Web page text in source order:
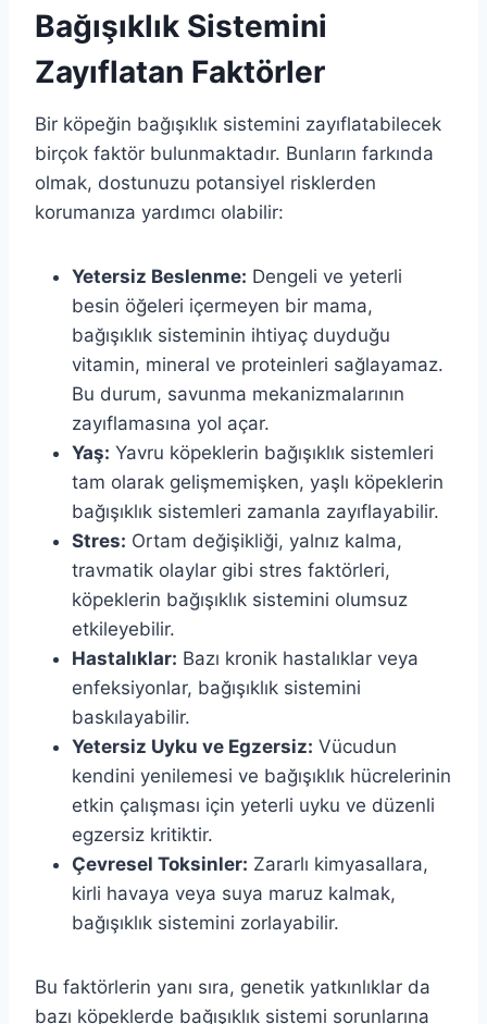
Bağışıklık Sistemini
Zayıflatan Faktörler
Bir köpeğin bağışıklık sistemini zayıflatabilecek
birçok faktör bulunmaktadır. Bunların farkında
olmak, dostunuzu potansiyel risklerden
korumanıza yardımcı olabilir:
Yetersiz Beslenme: Dengeli ve yeterli
besin öğeleri içermeyen bir mama,
bağışıklık sisteminin ihtiyaç duyduğu
vitamin, mineral ve proteinleri sağlayamaz.
Bu durum, savunma mekanizmalarının
zayıflamasına yol açar.
Yaş: Yavru köpeklerin bağışıklık sistemleri
tam olarak gelişmemişken, yaşlı köpeklerin
bağışıklık sistemleri zamanla zayıflayabilir.
Stres: Ortam değişikliği, yalnız kalma,
travmatik olaylar gibi stres faktörleri,
köpeklerin bağışıklık sistemini olumsuz
etkileyebilir.
Hastalıklar: Bazı kronik hastalıklar veya
enfeksiyonlar, bağışıklık sistemini
baskılayabilir.
Yetersiz Uyku ve Egzersiz: Vücudun
kendini yenilemesi ve bağışıklık hücrelerinin
etkin çalışması için yeterli uyku ve düzenli
egzersiz kritiktir.
Çevresel Toksinler: Zararlı kimyasallara,
kirli havaya veya suya maruz kalmak,
bağışıklık sistemini zorlayabilir.
Bu faktörlerin yanı sıra, genetik yatkınlıklar da
bazı köpeklerde bağışıklık sistemi sorunlarına